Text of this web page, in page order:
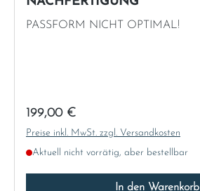
PASSFORM NICHT OPTIMAL!
Regulärer Preis:
199,00 €
Preise inkl. MwSt. zzgl. Versandkosten
Aktuell nicht vorrätig, aber bestellbar
In den Warenkorb